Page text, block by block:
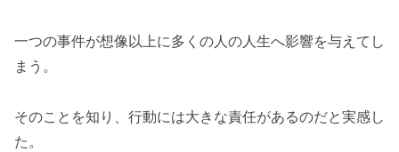
一つの事件が想像以上に多くの人の人生へ影響を与えてし
まう。
そのことを知り、行動には大きな責任があるのだと実感し
た。